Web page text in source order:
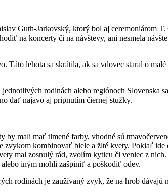
Guth-Jarkovský, ktorý bol aj ceremoniárom
na koncerty či na návštevy, ani nesmela
lehota sa skrátila, ak sa vdovec staral o
rodinách alebo regiónoch Slovenska
dať najavo aj pripnutím čiernej stužky.
mali mať tlmené farby, vhodné sú
kombinovať biele a žlté kvety. Pokiaľ ide
mal zosnulý rád, zvolím kyticu či veniec z
iným mohli zašpiniť a poškodiť odev.
rodinách je zaužívaný zvyk, že na hrob dávajú